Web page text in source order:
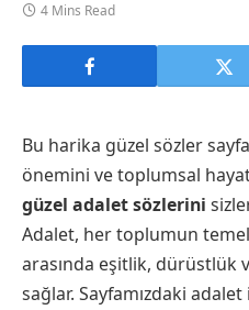
4 Mins Read
Bu harika güzel sözler
önemini ve toplumsal
güzel adalet sözlerini
Adalet, her toplumun
arasında eşitlik, dürüstlük
sağlar. Sayfamızdaki